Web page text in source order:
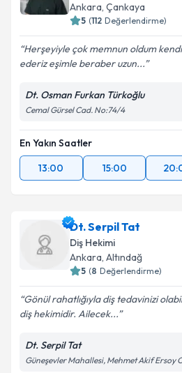
Kişisel verilerimin
Metni'ni okudum ve kişisel
Ankara, Çankaya
5 (112 Değerlendirme)
Herşeyiyle çok memnun oldum
ederiz eşimle beraber uzun...
Dt. Osman Furkan Türkoğlu
Cemal Gürsel Cad. No:74/4
En Yakın Saatler
13:00
15:00
Dt. Serpil Tat
Diş Hekimi
Ankara, Altındağ
5 (8 Değerlendirme)
Gönül rahatlığıyla diş tedavinizi
diş hekimidir. Ailecek...
Dt. Serpil Tat
Güneşevler Mahallesi, Mehmet Akif Ersoy